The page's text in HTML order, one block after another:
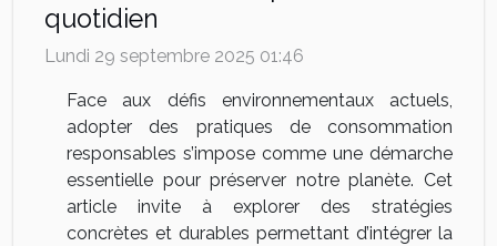
quotidien
Lundi 29 septembre 2025 01:46
Face aux défis environnementaux actuels,
adopter des pratiques de consommation
responsables s’impose comme une démarche
essentielle pour préserver notre planète. Cet
article invite à explorer des stratégies
concrètes et durables permettant d’intégrer la